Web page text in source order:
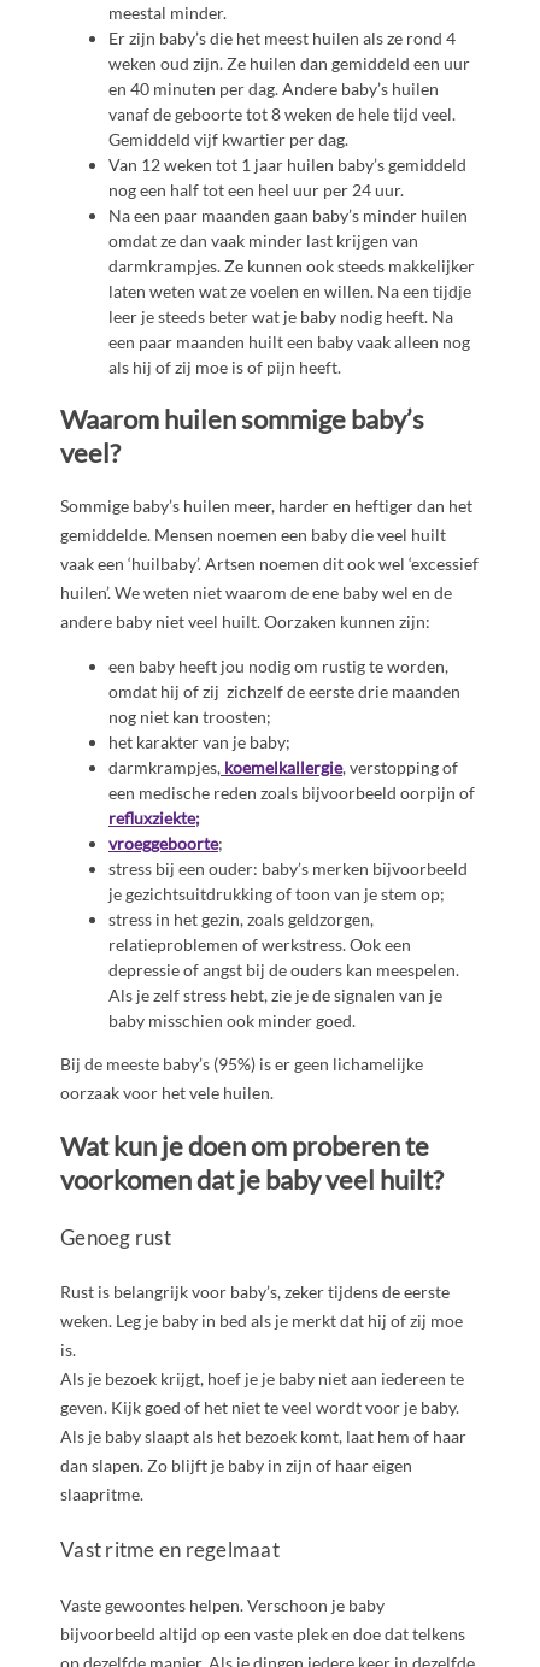
meestal minder.
Er zijn baby’s die het meest huilen als ze rond 4
weken oud zijn. Ze huilen dan gemiddeld een uur
en 40 minuten per dag. Andere baby’s huilen
vanaf de geboorte tot 8 weken de hele tijd veel.
Gemiddeld vijf kwartier per dag.
Van 12 weken tot 1 jaar huilen baby’s gemiddeld
nog een half tot een heel uur per 24 uur.
Na een paar maanden gaan baby’s minder huilen
omdat ze dan vaak minder last krijgen van
darmkrampjes. Ze kunnen ook steeds makkelijker
laten weten wat ze voelen en willen. Na een tijdje
leer je steeds beter wat je baby nodig heeft. Na
een paar maanden huilt een baby vaak alleen nog
als hij of zij moe is of pijn heeft.
Waarom huilen sommige baby’s
veel?
Sommige baby’s huilen meer, harder en heftiger dan het
gemiddelde. Mensen noemen een baby die veel huilt
vaak een ‘huilbaby’. Artsen noemen dit ook wel ‘excessief
huilen’. We weten niet waarom de ene baby wel en de
andere baby niet veel huilt. Oorzaken kunnen zijn:
een baby heeft jou nodig om rustig te worden,
omdat hij of zij zichzelf de eerste drie maanden
nog niet kan troosten;
het karakter van je baby;
darmkrampjes, koemelkallergie, verstopping of
een medische reden zoals bijvoorbeeld oorpijn of
refluxziekte;
vroeggeboorte;
stress bij een ouder: baby’s merken bijvoorbeeld
je gezichtsuitdrukking of toon van je stem op;
stress in het gezin, zoals geldzorgen,
relatieproblemen of werkstress. Ook een
depressie of angst bij de ouders kan meespelen.
Als je zelf stress hebt, zie je de signalen van je
baby misschien ook minder goed.
Bij de meeste baby’s (95%) is er geen lichamelijke
oorzaak voor het vele huilen.
Wat kun je doen om proberen te
voorkomen dat je baby veel huilt?
Genoeg rust
Rust is belangrijk voor baby’s, zeker tijdens de eerste
weken. Leg je baby in bed als je merkt dat hij of zij moe
is.
Als je bezoek krijgt, hoef je je baby niet aan iedereen te
geven. Kijk goed of het niet te veel wordt voor je baby.
Als je baby slaapt als het bezoek komt, laat hem of haar
dan slapen. Zo blijft je baby in zijn of haar eigen
slaapritme.
Vast ritme en regelmaat
Vaste gewoontes helpen. Verschoon je baby
bijvoorbeeld altijd op een vaste plek en doe dat telkens
op dezelfde manier. Als je dingen iedere keer in dezelfde